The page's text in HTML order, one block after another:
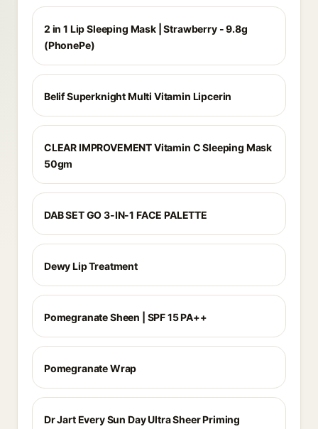
2 in 1 Lip Sleeping Mask | Strawberry - 9.8g
(PhonePe)
Belif Superknight Multi Vitamin Lipcerin
CLEAR IMPROVEMENT Vitamin C Sleeping Mask
50gm
DAB SET GO 3-IN-1 FACE PALETTE
Dewy Lip Treatment
Pomegranate Sheen | SPF 15 PA++
Pomegranate Wrap
Dr Jart Every Sun Day Ultra Sheer Priming